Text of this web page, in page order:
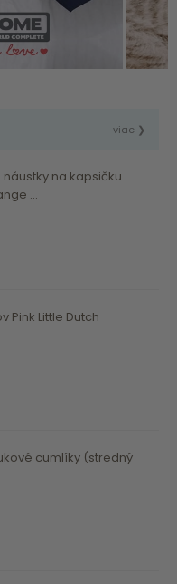
viac ❯
na kapsičku
...
Pink Little Dutch
cumlíky (stredný